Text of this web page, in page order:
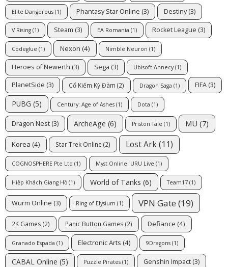
Elite Dangerous (1) Phantasy Star Online (3) Destiny(3)
V Rising (1) Steam (3) EA Romania (1) Rocket League (3)
Codeglue (1) Nexon (4) Nimble Neuron (1)
Heroes of Newerth (3) Sega (3) Ubisoft Annecy(1)
PlanetSide (3) Cổ Kiếm Kỳ Đàm (2) Dragon Saga (1) FIFA (3)
PUBG (5) Century: Age of Ashes (1) Dota (1)
Dragon Nest (3) ArcheAge (6) Priston Tale (1) MU (7)
Korea (4) Star Trek Online (2) Lost Ark(11)
COGNOSPHERE Pte Ltd (1) Myst Online: URU Live (1)
Hiệp Khách Giang Hồ (1) World of Tanks (6) Team17 (1)
Wurm Online (3) Ring of Elysium (1) VPN Gate(19)
2K Games (2) Panic Button Games (2) Defiance (4)
Granado Espada (1) Electronic Arts (4) 9Dragons (1)
CABAL Online (5) Puzzle Pirates (1) Genshin Impact (3)